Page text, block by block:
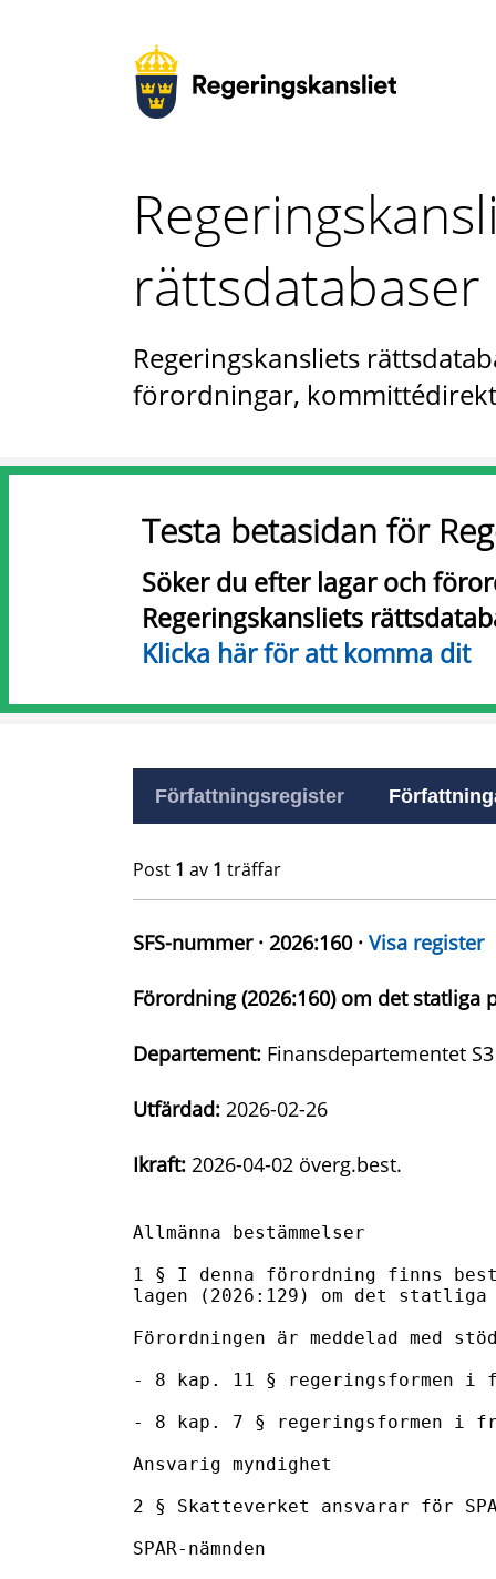
rättsdatabaser
Regeringskansliets
förordningar,
Testa betasidan för
Söker du efter lagar och
Regeringskansliets
Klicka här för att komma dit
Författningsregister
Post 1 av 1 träffar
SFS-nummer · 2026:160 · Visa register
Förordning (2026:160) om det statliga
Departement: Finansdepartementet S3
Utfärdad: 2026-02-26
Ikraft: 2026-04-02 överg.best.
Allmänna bestämmelser
1 § I denna förordning finns
lagen (2026:129) om det statliga
Förordningen är meddelad med
- 8 kap. 11 § regeringsformen i
- 8 kap. 7 § regeringsformen i
Ansvarig myndighet
2 § Skatteverket ansvarar för
SPAR-nämnden